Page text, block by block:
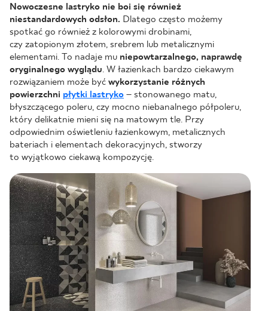
Nowoczesne lastryko nie boi się również
niestandardowych odsłon. Dlatego często możemy
spotkać go również z kolorowymi drobinami,
czy zatopionym złotem, srebrem lub metalicznymi
elementami. To nadaje mu niepowtarzalnego, naprawdę
oryginalnego wyglądu. W łazienkach bardzo ciekawym
rozwiązaniem może być wykorzystanie różnych
powierzchni płytki lastryko – stonowanego matu,
błyszczącego poleru, czy mocno niebanalnego półpoleru,
który delikatnie mieni się na matowym tle. Przy
odpowiednim oświetleniu łazienkowym, metalicznych
bateriach i elementach dekoracyjnych, stworzy
to wyjątkowo ciekawą kompozycję.